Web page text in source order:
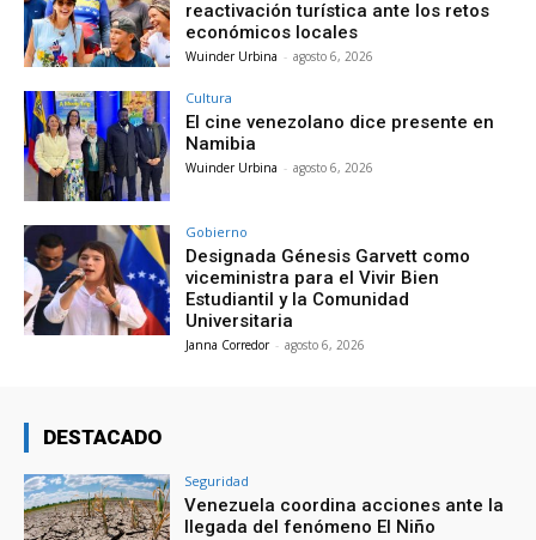
reactivación turística ante los retos
económicos locales
Wuinder Urbina - agosto 6, 2026
Cultura
El cine venezolano dice presente en
Namibia
Wuinder Urbina - agosto 6, 2026
Gobierno
Designada Génesis Garvett como
viceministra para el Vivir Bien
Estudiantil y la Comunidad
Universitaria
Janna Corredor - agosto 6, 2026
DESTACADO
Seguridad
Venezuela coordina acciones ante la
llegada del fenómeno El Niño